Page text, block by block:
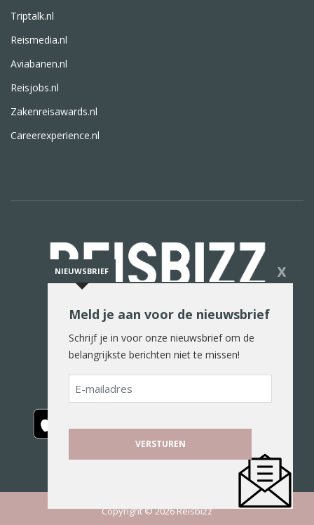
Triptalk.nl
Reismedia.nl
Aviabanen.nl
Reisjobs.nl
Zakenreisawards.nl
Careerexperience.nl
De reiswereld in woord en beeld
Copyright © 2026 Reisbizz
NIEUWSBRIEF X
Meld je aan voor de nieuwsbrief
Schrijf je in voor onze nieuwsbrief om de
belangrijkste berichten niet te missen!
E-
mailadres